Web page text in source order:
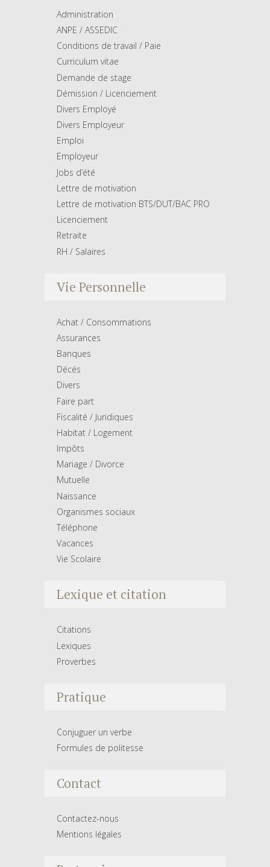
Administration
ANPE / ASSEDIC
Conditions de travail / Paie
Curriculum vitae
Demande de stage
Démission / Licenciement
Divers Employé
Divers Employeur
Emploi
Employeur
Jobs d’été
Lettre de motivation
Lettre de motivation BTS/DUT/BAC PRO
Licenciement
Retraite
RH / Salaires
Vie Personnelle
Achat / Consommations
Assurances
Banques
Décés
Divers
Faire part
Fiscalité / Juridiques
Habitat / Logement
Impôts
Mariage / Divorce
Mutuelle
Naissance
Organismes sociaux
Téléphone
Vacances
Vie Scolaire
Lexique et citation
Citations
Lexiques
Proverbes
Pratique
Conjuguer un verbe
Formules de politesse
Contact
Contactez-nous
Mentions légales